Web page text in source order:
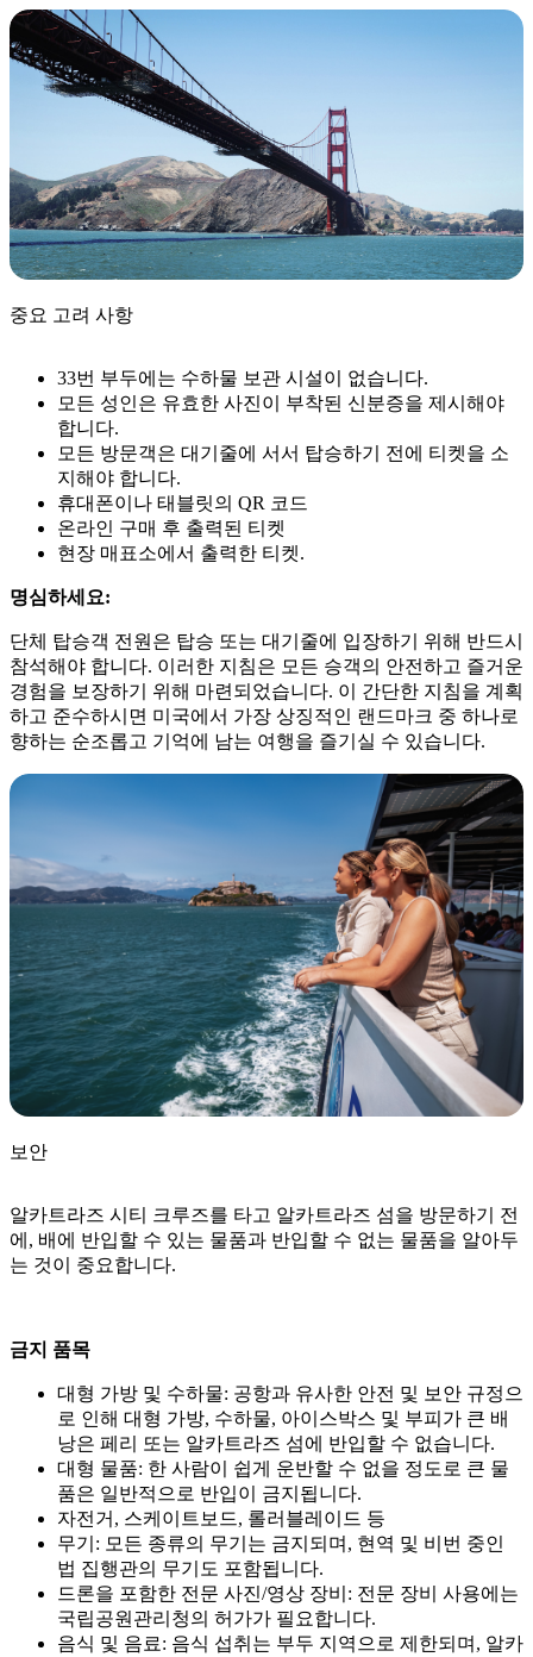
중요 고려 사항
33번 부두에는 수하물 보관 시설이 없습니다.
모든 성인은 유효한 사진이 부착된 신분증을 제시해야
합니다.
모든 방문객은 대기줄에 서서 탑승하기 전에 티켓을 소
지해야 합니다.
휴대폰이나 태블릿의 QR 코드
온라인 구매 후 출력된 티켓
현장 매표소에서 출력한 티켓.
명심하세요:
단체 탑승객 전원은 탑승 또는 대기줄에 입장하기 위해 반드시
참석해야 합니다. 이러한 지침은 모든 승객의 안전하고 즐거운
경험을 보장하기 위해 마련되었습니다. 이 간단한 지침을 계획
하고 준수하시면 미국에서 가장 상징적인 랜드마크 중 하나로
향하는 순조롭고 기억에 남는 여행을 즐기실 수 있습니다.
보안
알카트라즈 시티 크루즈를 타고 알카트라즈 섬을 방문하기 전
에, 배에 반입할 수 있는 물품과 반입할 수 없는 물품을 알아두
는 것이 중요합니다.
금지 품목
대형 가방 및 수하물: 공항과 유사한 안전 및 보안 규정으
로 인해 대형 가방, 수하물, 아이스박스 및 부피가 큰 배
낭은 페리 또는 알카트라즈 섬에 반입할 수 없습니다.
대형 물품: 한 사람이 쉽게 운반할 수 없을 정도로 큰 물
품은 일반적으로 반입이 금지됩니다.
자전거, 스케이트보드, 롤러블레이드 등
무기: 모든 종류의 무기는 금지되며, 현역 및 비번 중인
법 집행관의 무기도 포함됩니다.
드론을 포함한 전문 사진/영상 장비: 전문 장비 사용에는
국립공원관리청의 허가가 필요합니다.
음식 및 음료: 음식 섭취는 부두 지역으로 제한되며, 알카